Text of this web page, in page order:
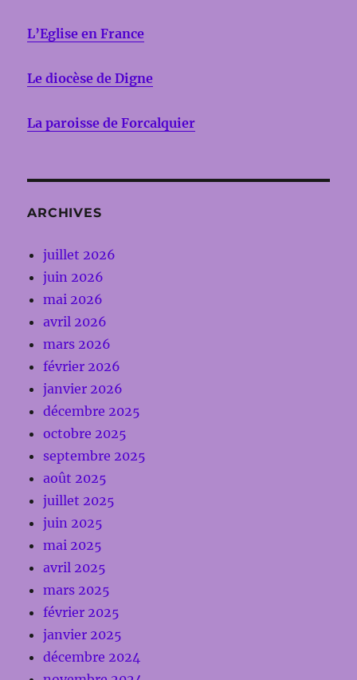
L’Eglise en France
Le diocèse de Digne
La paroisse de Forcalquier
ARCHIVES
juillet 2026
juin 2026
mai 2026
avril 2026
mars 2026
février 2026
janvier 2026
décembre 2025
octobre 2025
septembre 2025
août 2025
juillet 2025
juin 2025
mai 2025
avril 2025
mars 2025
février 2025
janvier 2025
décembre 2024